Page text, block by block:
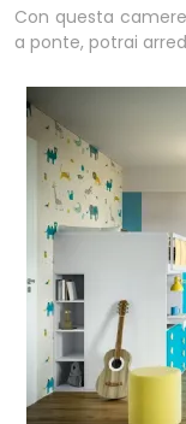
Con questa
a ponte, potrai